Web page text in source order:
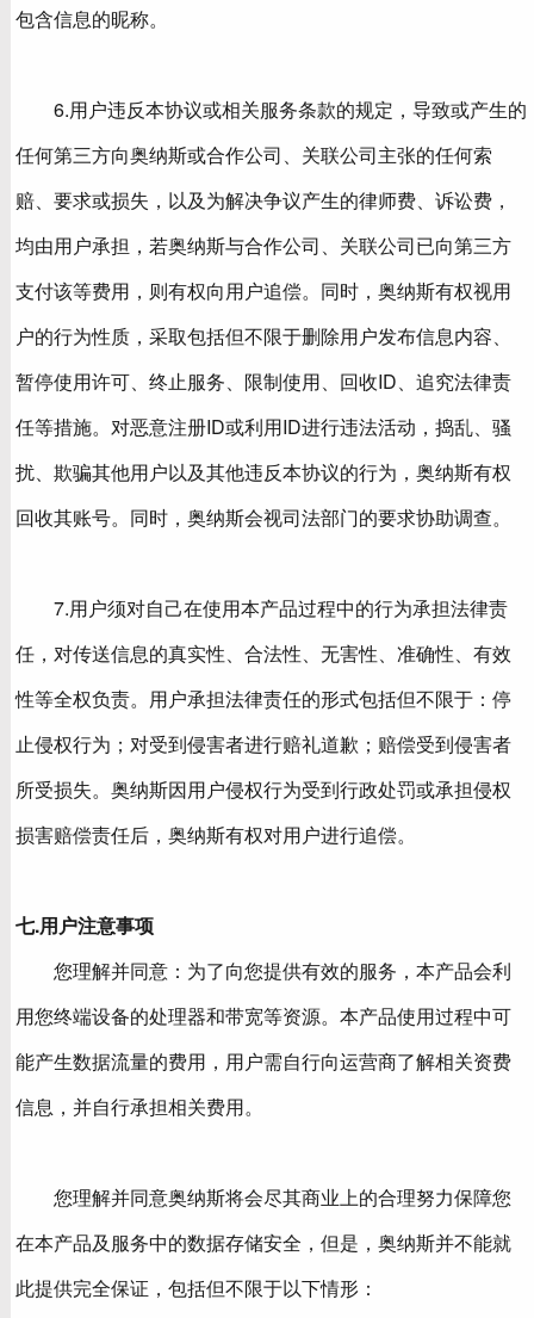
包含信息的昵称。
6.用户违反本协议或相关服务条款的规定，导致或产生的
任何第三方向奥纳斯或合作公司、关联公司主张的任何索
赔、要求或损失，以及为解决争议产生的律师费、诉讼费，
均由用户承担，若奥纳斯与合作公司、关联公司已向第三方
支付该等费用，则有权向用户追偿。同时，奥纳斯有权视用
户的行为性质，采取包括但不限于删除用户发布信息内容、
暂停使用许可、终止服务、限制使用、回收ID、追究法律责
任等措施。对恶意注册ID或利用ID进行违法活动，捣乱、骚
扰、欺骗其他用户以及其他违反本协议的行为，奥纳斯有权
回收其账号。同时，奥纳斯会视司法部门的要求协助调查。
7.用户须对自己在使用本产品过程中的行为承担法律责
任，对传送信息的真实性、合法性、无害性、准确性、有效
性等全权负责。用户承担法律责任的形式包括但不限于：停
止侵权行为；对受到侵害者进行赔礼道歉；赔偿受到侵害者
所受损失。奥纳斯因用户侵权行为受到行政处罚或承担侵权
损害赔偿责任后，奥纳斯有权对用户进行追偿。
七.用户注意事项
您理解并同意：为了向您提供有效的服务，本产品会利
用您终端设备的处理器和带宽等资源。本产品使用过程中可
能产生数据流量的费用，用户需自行向运营商了解相关资费
信息，并自行承担相关费用。
您理解并同意奥纳斯将会尽其商业上的合理努力保障您
在本产品及服务中的数据存储安全，但是，奥纳斯并不能就
此提供完全保证，包括但不限于以下情形：